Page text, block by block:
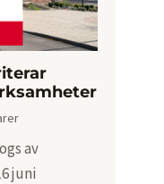
av
juni